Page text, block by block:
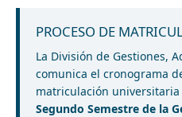
PROCESO DE
La División de Gestiones,
comunica el cronograma
matriculación
Segundo Semestre de la